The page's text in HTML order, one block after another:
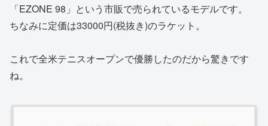
「EZONE 98」という市販で売られているモデルです。
ちなみに定価は33000円(税抜き)のラケット。
これで全米テニスオープンで優勝したのだから驚きです
ね。